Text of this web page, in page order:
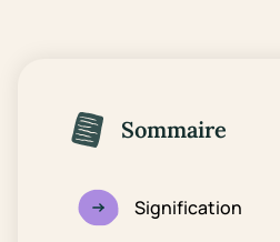
Sommaire
Signification